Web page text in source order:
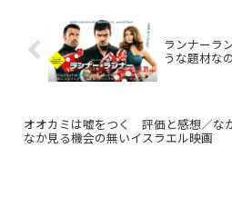
ランナーラ
うな題材な
オオカミは嘘をつく 評価と感想／な
なか見る機会の無いイスラエル映画